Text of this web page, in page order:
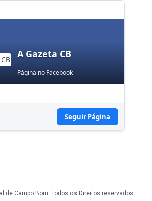
A Gazeta CB
Página no Facebook
Seguir Página
de Campo Bom. Todos os Direitos reservados.